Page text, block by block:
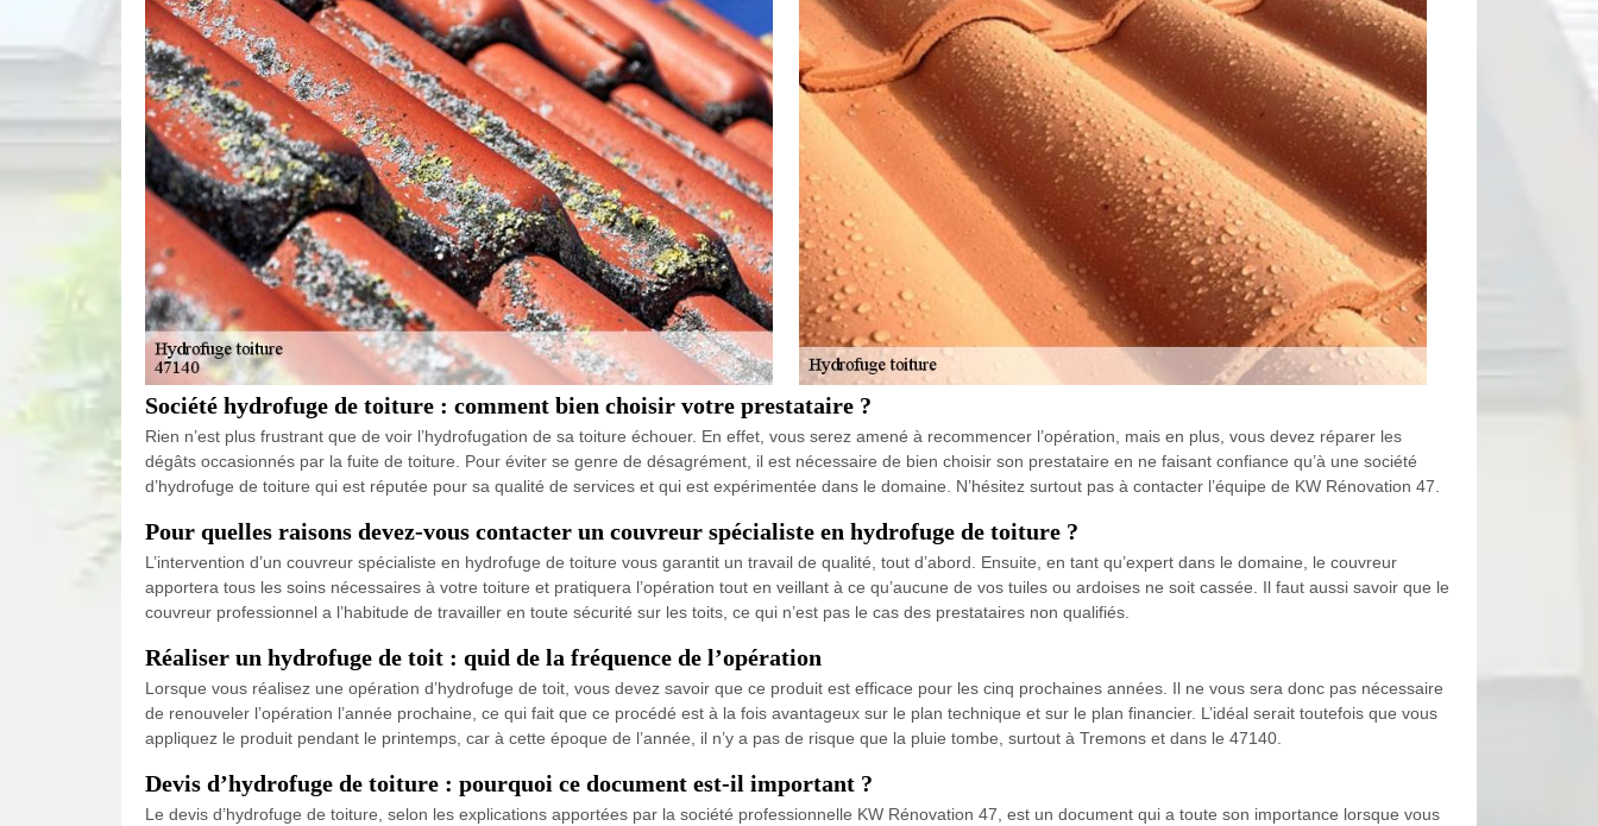
Société hydrofuge de toiture : comment bien choisir votre prestataire ?
Rien n’est plus frustrant que de voir l’hydrofugation de sa toiture échouer. En effet, vous serez amené à recommencer l’opération, mais en plus, vous devez réparer les
dégâts occasionnés par la fuite de toiture. Pour éviter se genre de désagrément, il est nécessaire de bien choisir son prestataire en ne faisant confiance qu’à une société
d’hydrofuge de toiture qui est réputée pour sa qualité de services et qui est expérimentée dans le domaine. N’hésitez surtout pas à contacter l’équipe de KW Rénovation 47.
Pour quelles raisons devez-vous contacter un couvreur spécialiste en hydrofuge de toiture ?
L’intervention d’un couvreur spécialiste en hydrofuge de toiture vous garantit un travail de qualité, tout d’abord. Ensuite, en tant qu’expert dans le domaine, le couvreur
apportera tous les soins nécessaires à votre toiture et pratiquera l’opération tout en veillant à ce qu’aucune de vos tuiles ou ardoises ne soit cassée. Il faut aussi savoir que le
couvreur professionnel a l’habitude de travailler en toute sécurité sur les toits, ce qui n’est pas le cas des prestataires non qualifiés.
Réaliser un hydrofuge de toit : quid de la fréquence de l’opération
Lorsque vous réalisez une opération d’hydrofuge de toit, vous devez savoir que ce produit est efficace pour les cinq prochaines années. Il ne vous sera donc pas nécessaire
de renouveler l’opération l’année prochaine, ce qui fait que ce procédé est à la fois avantageux sur le plan technique et sur le plan financier. L’idéal serait toutefois que vous
appliquez le produit pendant le printemps, car à cette époque de l’année, il n’y a pas de risque que la pluie tombe, surtout à Tremons et dans le 47140.
Devis d’hydrofuge de toiture : pourquoi ce document est-il important ?
Le devis d’hydrofuge de toiture, selon les explications apportées par la société professionnelle KW Rénovation 47, est un document qui a toute son importance lorsque vous